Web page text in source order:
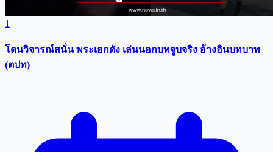
1
โดนวิจารณ์สนั่น พระเอกดัง เล่นนอกบทจูบจริง อ้างอินบทบาท
(ตปท)